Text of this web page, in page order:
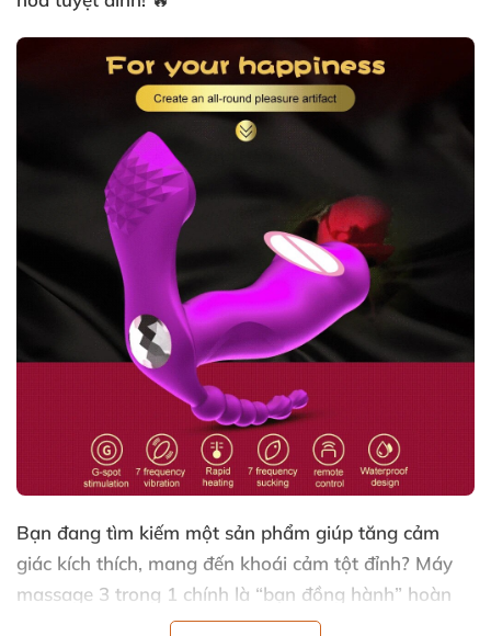
Bạn đang tìm kiếm một sản phẩm giúp tăng cảm
giác kích thích, mang đến khoái cảm tột đỉnh? Máy
massage 3 trong 1 chính là “bạn đồng hành” hoàn
hảo dành cho bạn. Sản phẩm tiên tiến kết hợp ba